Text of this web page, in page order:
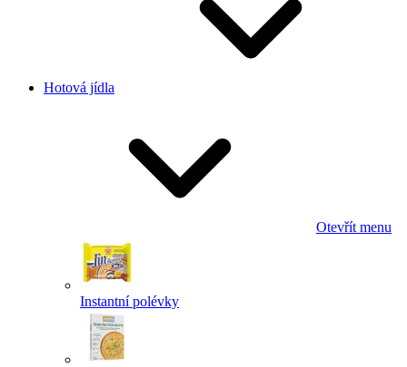
Hotová jídla
Otevřít menu
Instantní polévky